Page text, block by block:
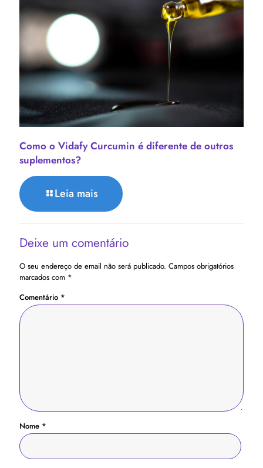
Como o Vidafy Curcumin é diferente de outros
suplementos?
Leia mais
Deixe um comentário
O seu endereço de email não será publicado. Campos obrigatórios
marcados com *
Comentário *
Nome *